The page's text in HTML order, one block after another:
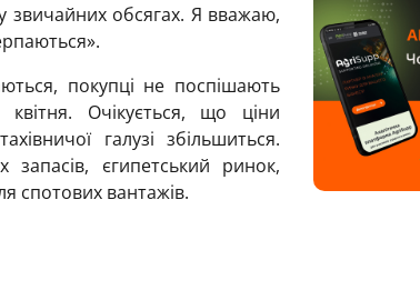
звичайних обсягах. Я вважаю,
покупці не поспішають
квітня. Очікується, що ціни
галузі збільшиться.
єгипетський ринок,
спотових вантажів.